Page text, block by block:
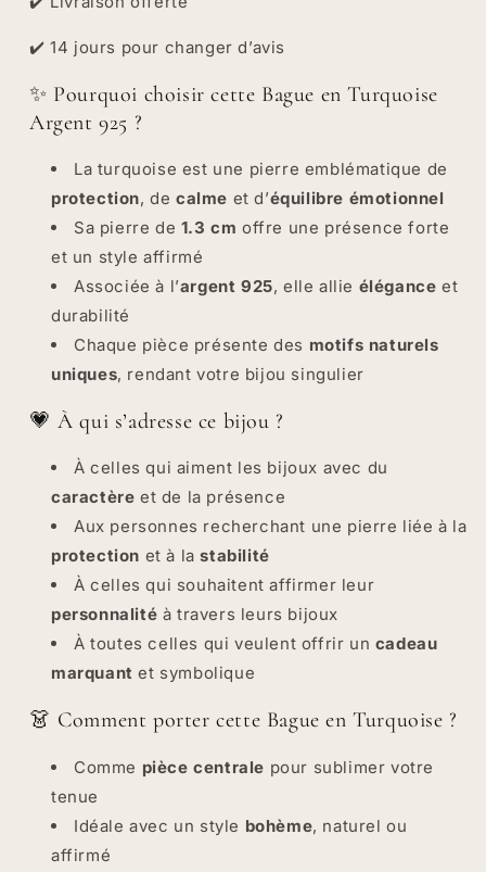
✔️ 14 jours pour changer d’avis
✨ Pourquoi choisir cette Bague en Turquoise
Argent 925 ?
La turquoise est une pierre emblématique de
protection, de calme et d’équilibre émotionnel
Sa pierre de 1.3 cm offre une présence forte
et un style affirmé
Associée à l’argent 925, elle allie élégance et
durabilité
Chaque pièce présente des motifs naturels
uniques, rendant votre bijou singulier
💗 À qui s’adresse ce bijou ?
À celles qui aiment les bijoux avec du
caractère et de la présence
Aux personnes recherchant une pierre liée à la
protection et à lastabilité
À celles qui souhaitent affirmer leur
personnalité à travers leurs bijoux
À toutes celles qui veulent offrir un cadeau
marquant et symbolique
👗 Comment porter cette Bague en Turquoise ?
Comme pièce centrale pour sublimer votre
tenue
Idéale avec un style bohème, naturel ou
affirmé